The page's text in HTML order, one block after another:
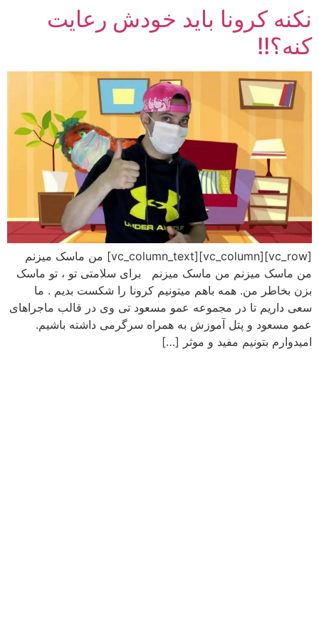
پرش
محتوا
نکنه کرونا باید خودش رعایت
کنه؟!!
[vc_row][vc_column][vc_column_text] من ماسک میزنم
من ماسک میزنم من ماسک میزنم برای سلامتی تو ، تو ماسک
بزن بخاطر من. همه باهم میتونیم کرونا را شکست بدیم . ما
سعی داریم تا در مجموعه عمو مسعود تی وی در قالب ماجراهای
عمو مسعود و پتل آموزش به همراه سرگرمی داشته باشیم.
امیدوارم بتونیم مفید و موثر […]